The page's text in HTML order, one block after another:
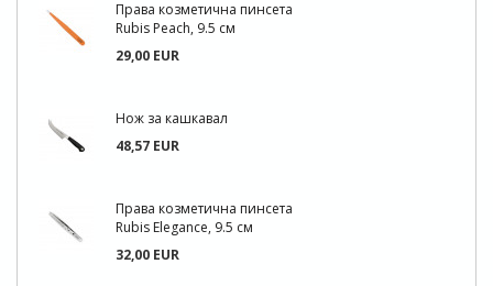
Права козметична пинсета
Rubis Peach, 9.5 см
29,00 EUR
Нож за кашкавал
48,57 EUR
Права козметична пинсета
Rubis Elegance, 9.5 см
32,00 EUR